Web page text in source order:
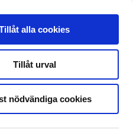
alla cookies
Tillåt urval
nödvändiga cookies